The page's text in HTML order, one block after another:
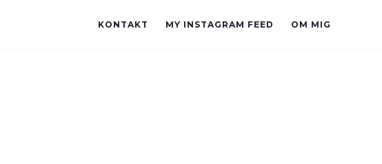
KONTAKT MY INSTAGRAM FEED OM MIG